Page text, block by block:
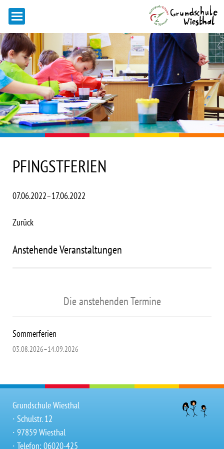
PFINGSTFERIEN
07.06.2022–17.06.2022
Zurück
Anstehende Veranstaltungen
Die anstehenden Termine
Sommerferien
03.08.2026–14.09.2026
Grundschule Wiesthal
∙ Schulstr. 12
∙ 97859 Wiesthal
∙ Telefon: 06020-425